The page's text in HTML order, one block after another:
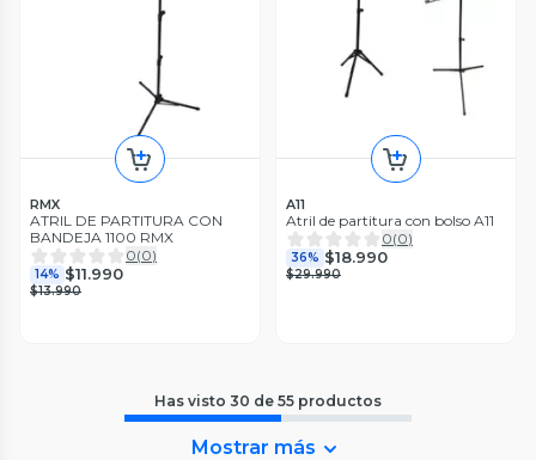
RMX
ATRIL DE PARTITURA CON
BANDEJA 1100 RMX
0(0)
14% $11.990
$13.990
A11
Atril de partitura con bolso A11
0(0)
36% $18.990
$29.990
Has visto 30 de 55 productos
Mostrar más